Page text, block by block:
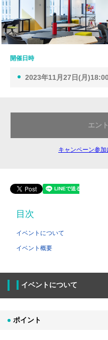
開催日時
2023年11月27日(月
エン
キャンペーン参
目次
イベントについて
イベント概要
イベントについて
ポイント